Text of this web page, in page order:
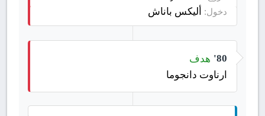
دخول: أليكس باناش
80' هدف
ارناوت دانجوما